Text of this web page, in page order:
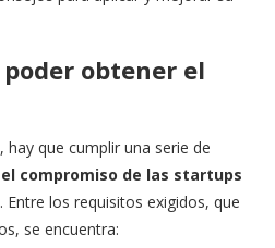
obtener el
que cumplir una serie de
el compromiso de las startups
. Entre los requisitos exigidos, que
se encuentra: